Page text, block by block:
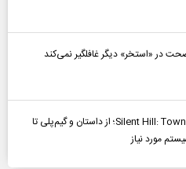
در «استخر» دیگر غافلگیر نمی‌کند
بررسی بازی Silent Hill: Townfall؛ از داستان و گیم‌پلی تا
مورد نیاز